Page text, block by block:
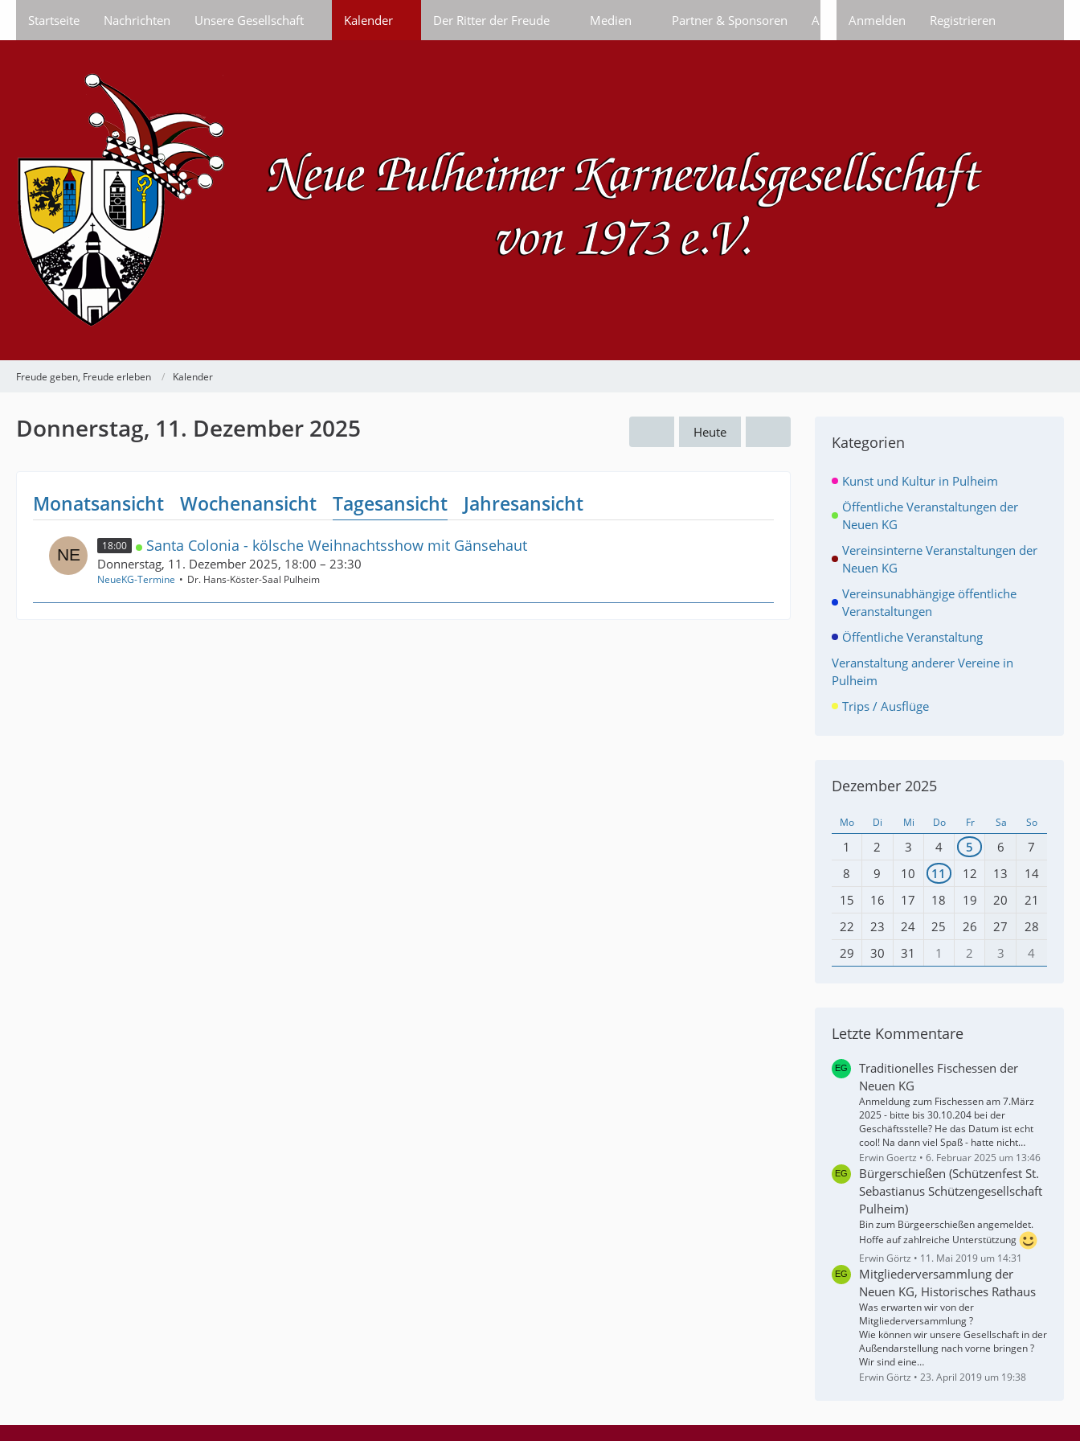
Startseite Nachrichten Unsere Gesellschaft Kalender Der Ritter der Freude Medien Partner & Sponsoren Anfragen/Bestellungen
Anmelden Registrieren
Freude geben, Freude erleben Kalender
Donnerstag, 11. Dezember 2025 Heute
Monatsansicht Wochenansicht Tagesansicht Jahresansicht
18:00 Santa Colonia - kölsche Weihnachtsshow mit Gänsehaut
Donnerstag, 11. Dezember 2025, 18:00 – 23:30
NeueKG-Termine Dr. Hans-Köster-Saal Pulheim
Kategorien
Kunst und Kultur in Pulheim
Öffentliche Veranstaltungen der
Neuen KG
Vereinsinterne Veranstaltungen der
Neuen KG
Vereinsunabhängige öffentliche
Veranstaltungen
Öffentliche Veranstaltung
Veranstaltung anderer Vereine in
Pulheim
Trips / Ausflüge
Dezember 2025
Mo Di Mi Do Fr Sa So
1 2 3 4 5 6
7
8
9 10 11 12 13
14
15
16 17 18 19 20
21
22
23 24 25 26 27
28
29
30 31 1 2 3 4
Letzte Kommentare
Traditionelles Fischessen der
Neuen KG
Anmeldung zum Fischessen am 7.März
2025 - bitte bis 30.10.204 bei der
Geschäftsstelle? He das Datum ist echt
cool! Na dann viel Spaß - hatte nicht…
Erwin Goertz
6. Februar 2025 um 13:46
Bürgerschießen (Schützenfest St.
Sebastianus Schützengesellschaft
Pulheim)
Bin zum Bürgeerschießen angemeldet.
Hoffe auf zahlreiche Unterstützung
Erwin Görtz
11. Mai 2019 um 14:31
Mitgliederversammlung der
Neuen KG, Historisches Rathaus
Was erwarten wir von der
Mitgliederversammlung ?
Wie können wir unsere Gesellschaft in der
Außendarstellung nach vorne bringen ?
Wir sind eine…
Erwin Görtz
23. April 2019 um 19:38